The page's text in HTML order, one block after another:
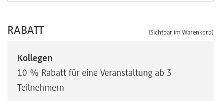
RABATT (Sichtbar im Warenkorb)
Kollegen
10 % Rabatt für eine Veranstaltung ab 3
Teilnehmern